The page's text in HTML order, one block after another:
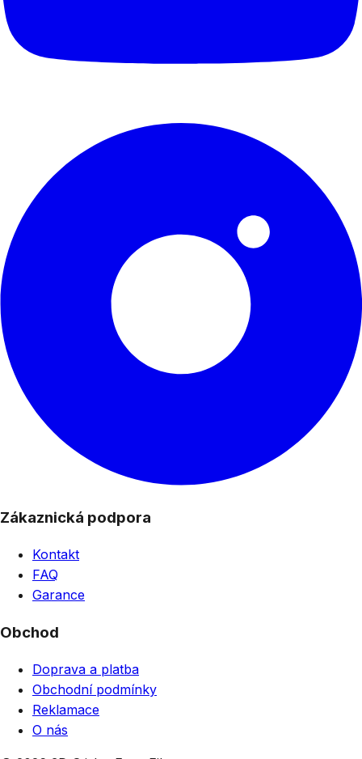
Zákaznická podpora
Kontakt
FAQ
Garance
Obchod
Doprava a platba
Obchodní podmínky
Reklamace
O nás